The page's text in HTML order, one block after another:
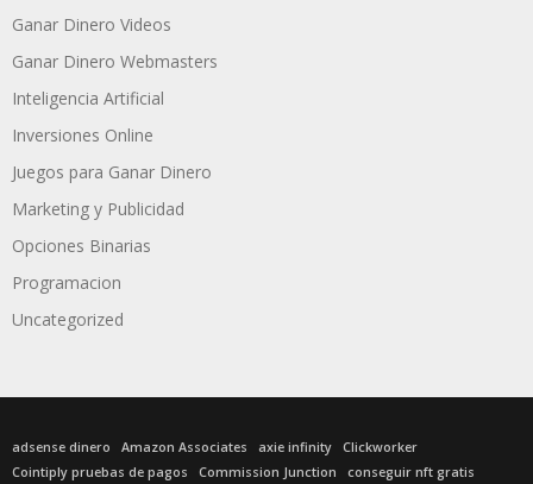
Ganar Dinero Videos
Ganar Dinero Webmasters
Inteligencia Artificial
Inversiones Online
Juegos para Ganar Dinero
Marketing y Publicidad
Opciones Binarias
Programacion
Uncategorized
adsense dinero Amazon Associates axie infinity
Clickworker
Cointiply pruebas de pagos
Commission Junction conseguir nft gratis